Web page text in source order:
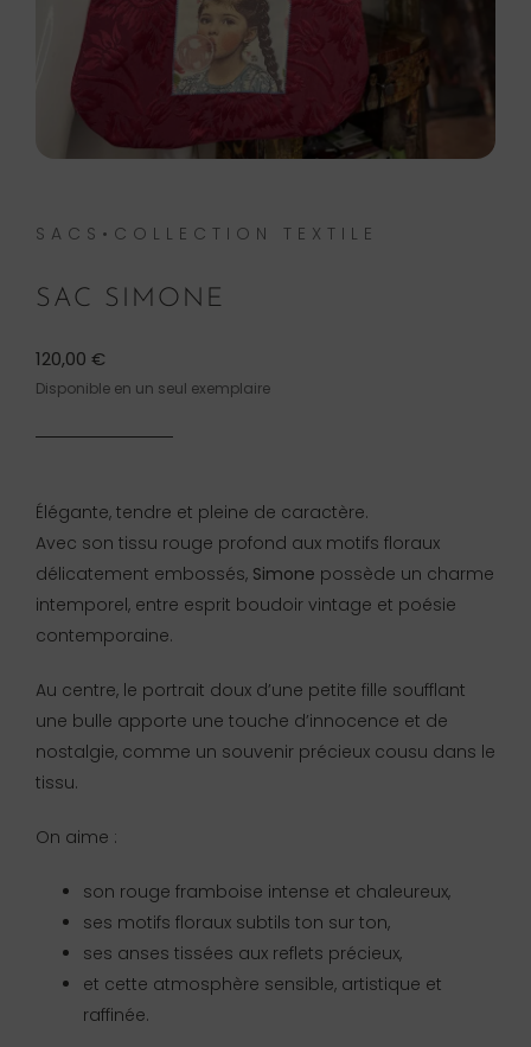
SACS•COLLECTION TEXTILE
SAC SIMONE
120,00 €
Disponible en un seul exemplaire
Élégante, tendre et pleine de caractère.
Avec son tissu rouge profond aux motifs floraux
délicatement embossés, Simone possède un charme
intemporel, entre esprit boudoir vintage et poésie
contemporaine.
Au centre, le portrait doux d’une petite fille soufflant
une bulle apporte une touche d’innocence et de
nostalgie, comme un souvenir précieux cousu dans le
tissu.
On aime :
son rouge framboise intense et chaleureux,
ses motifs floraux subtils ton sur ton,
ses anses tissées aux reflets précieux,
et cette atmosphère sensible, artistique et
raffinée.